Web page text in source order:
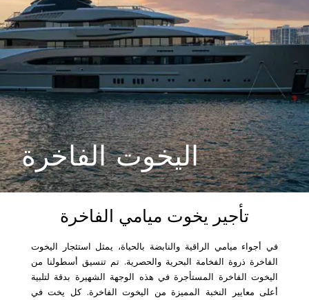
اليخوت الفاخرة
تأجير يخوت ميامي الفاخرة
في أجواء ميامي الراقية والنابضة بالحياة، يمثل استئجار اليخوت
الفاخرة ذروة الفخامة البحرية والحصرية. تم تنسيق أسطولنا من
اليخوت الفاخرة المستأجرة في هذه الوجهة الشهيرة بدقة لتلبية
أعلى معايير النخبة المميزة من اليخوت الفاخرة. كل يخت في